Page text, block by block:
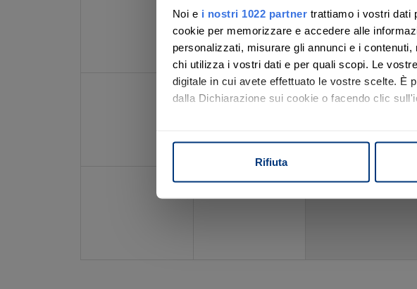
Noi e i nostri 1022 partner trattiamo i vostri dati
cookie per memorizzare e accedere alle
personalizzati, misurare gli annunci e i
chi utilizza i vostri dati e per quali scopi. Le
digitale in cui avete effettuato le vostre scelte. È
dalla Dichiarazione sui cookie o facendo clic
Identificare il tuo dispositivo,
digitali).
Rifiuta
23 24 25
Con noi, passo dopo passo.
Scopri il servizio